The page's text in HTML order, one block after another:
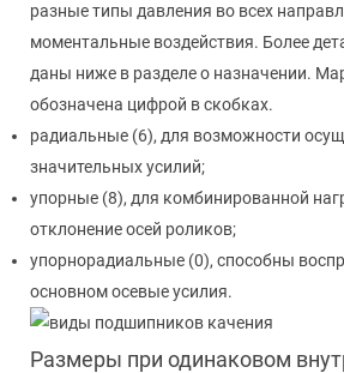
разные типы давления во всех
моментальные воздействия. Более
даны ниже в разделе о назначении.
обозначена цифрой в скобках.
радиальные (6), для возможности
значительных усилий;
упорные (8), для комбинированной
отклонение осей роликов;
упорнорадиальные (0), способны
основном осевые усилия.
Размеры при одинаковом